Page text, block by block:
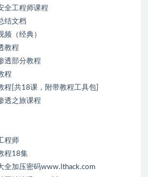
全工程师课程
结文档
频（经典）
教程
透部分教程
程
程[共18课，附带教程工具包]
透之旅课程
程师
程18集
全加压密码www.lthack.com